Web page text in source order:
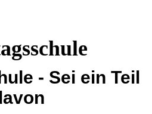
- Sei ein Teil